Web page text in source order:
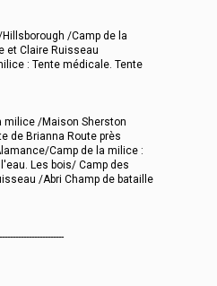
/Camp de la
et Claire Ruisseau
: Tente médicale. Tente
milice /Maison Sherston
de Brianna Route près
Camp de la milice :
Les bois/ Camp des
/Abri Champ de bataille